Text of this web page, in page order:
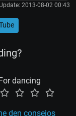
2013-08-02 00:43
dancing
den consejos